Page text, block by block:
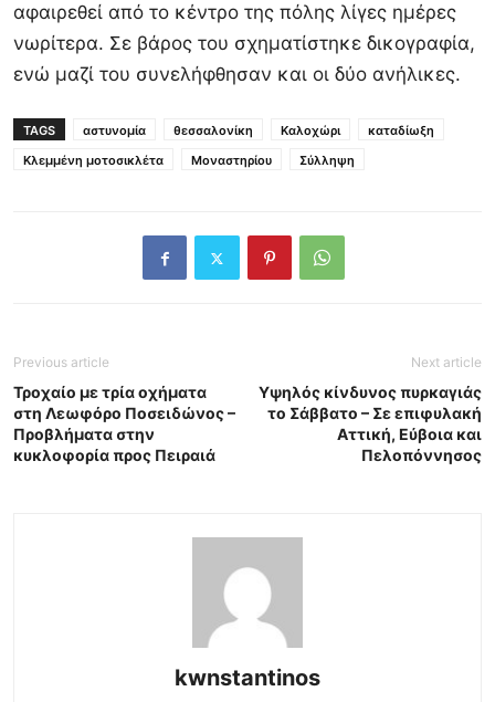
αφαιρεθεί από το κέντρο της πόλης λίγες ημέρες
νωρίτερα. Σε βάρος του σχηματίστηκε δικογραφία,
ενώ μαζί του συνελήφθησαν και οι δύο ανήλικες.
TAGS αστυνομία θεσσαλονίκη Καλοχώρι
καταδίωξη
Κλεμμένη μοτοσικλέτα
Μοναστηρίου Σύλληψη
Previous article
Τροχαίο με τρία οχήματα
στη Λεωφόρο Ποσειδώνος –
Προβλήματα στην
κυκλοφορία προς Πειραιά
Next article
Υψηλός κίνδυνος πυρκαγιάς
το Σάββατο – Σε επιφυλακή
Αττική, Εύβοια και
Πελοπόννησος
kwnstantinos